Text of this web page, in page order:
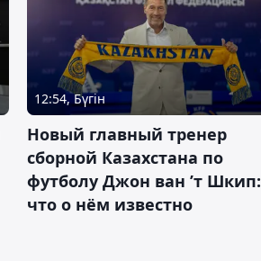
12:54, Бүгін
Новый главный тренер
сборной Казахстана по
футболу Джон ван ’т Шкип:
что о нём известно